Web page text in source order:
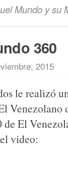
Mundo y su
360
2015
le realizó
Venezolano
El
video: